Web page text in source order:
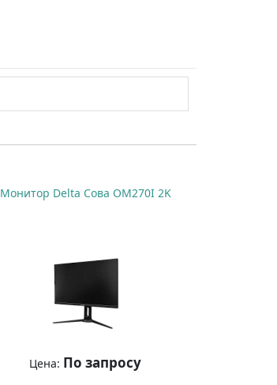
Монитор Delta Сова OM270I 2K
Цена: По запросу